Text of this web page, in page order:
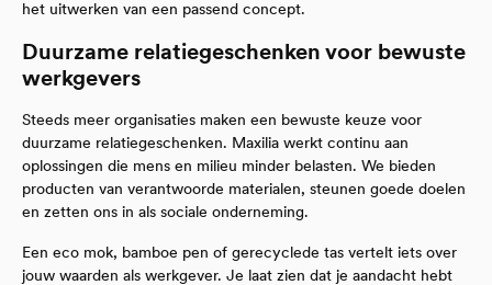
het uitwerken van een passend concept.
Duurzame relatiegeschenken voor bewuste
werkgevers
Steeds meer organisaties maken een bewuste keuze voor
duurzame relatiegeschenken. Maxilia werkt continu aan
oplossingen die mens en milieu minder belasten. We bieden
producten van verantwoorde materialen, steunen goede doelen
en zetten ons in als sociale onderneming.
Een eco mok, bamboe pen of gerecyclede tas vertelt iets over
jouw waarden als werkgever. Je laat zien dat je aandacht hebt